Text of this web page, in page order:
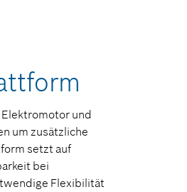
und
um zusätzliche
setzt auf
bei
Flexibilität